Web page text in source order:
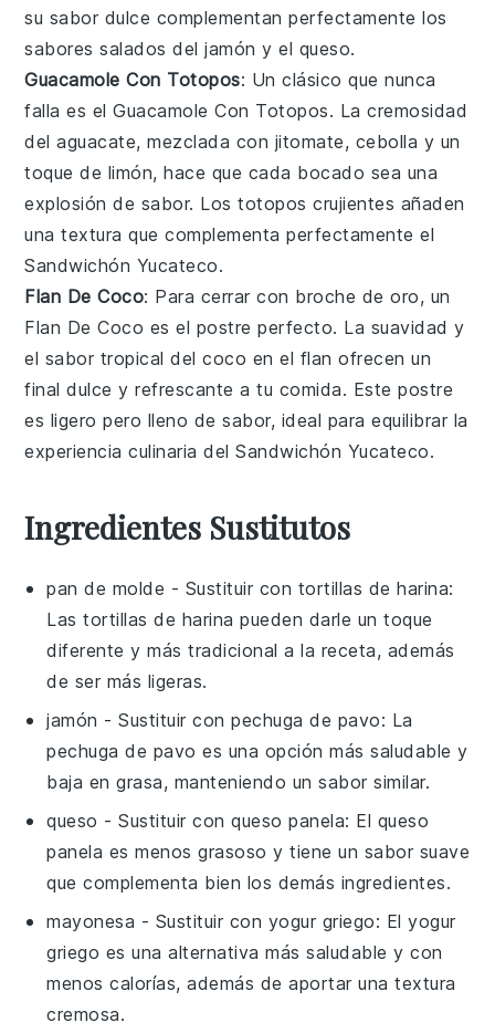
su sabor dulce complementan perfectamente los
sabores salados deljamón y el queso.
Guacamole Con Totopos: Un clásico que nunca
falla es elGuacamole Con Totopos. La cremosidad
delaguacate, mezclada con jitomate, cebolla y un
toque de limón, hace que cada bocado sea una
explosión de sabor. Lostotopos crujientes añaden
una textura que complementa perfectamente el
Sandwichón Yucateco.
Flan De Coco: Para cerrar con broche de oro, un
Flan De Coco es el postre perfecto. La suavidad y
el sabor tropical delcoco en el flan ofrecen un
final dulce y refrescante a tu comida. Estepostre
es ligero pero lleno de sabor, ideal para equilibrar la
experiencia culinaria delSandwichón Yucateco.
Ingredientes Sustitutos
pan de molde - Sustituir con tortillas de harina:
Las tortillas de harina pueden darle un toque
diferente y más tradicional a la receta, además
de ser más ligeras.
jamón - Sustituir conpechuga de pavo: La
pechuga de pavo es una opción más saludable y
baja en grasa, manteniendo un sabor similar.
queso - Sustituir conqueso panela: El queso
panela es menos grasoso y tiene un sabor suave
que complementa bien los demás ingredientes.
mayonesa - Sustituir con yogur griego: El yogur
griego es una alternativa más saludable y con
menos calorías, además de aportar una textura
cremosa.